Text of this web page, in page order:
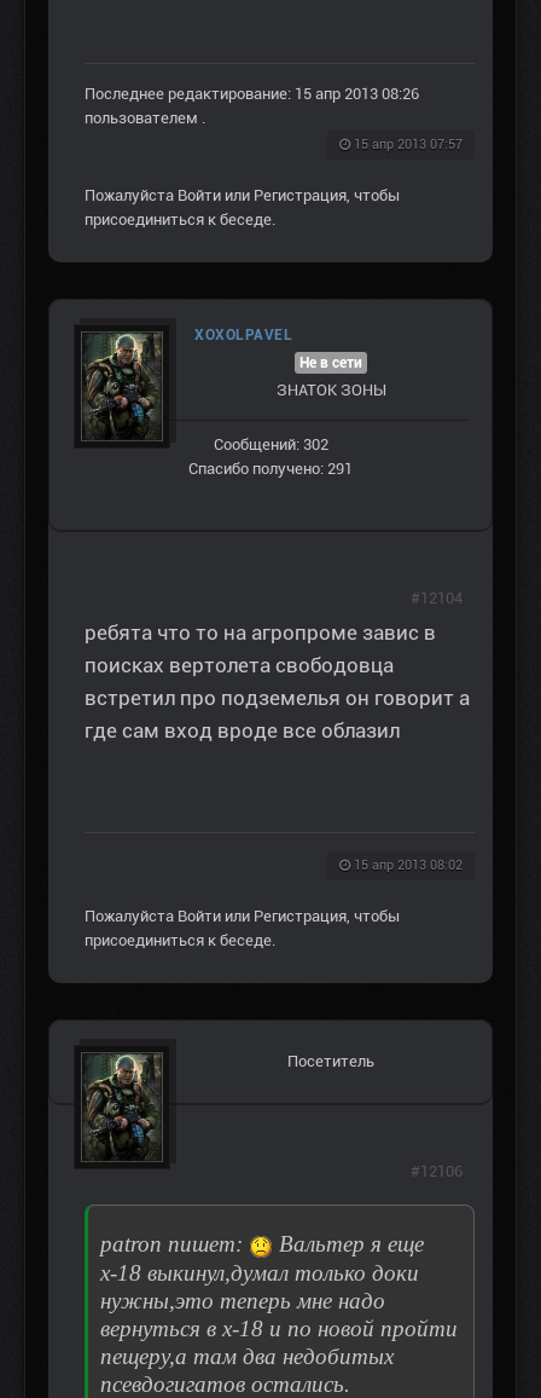
Последнее редактирование: 15 апр 2013 08:26
пользователем
15 апр 2013 07:57
Пожалуйста Войти или Регистрация , чтобы
присоединиться к беседе.
XOXOLPAVEL
Не в сети
ЗНАТОК ЗОНЫ
Сообщений: 302
Спасибо получено: 291
ребята что то на агропроме завис в
поисках вертолета свободовца
встретил про подземелья он говорит а
где сам вход вроде все облазил
15 апр 2013 08:02
#12104
Пожалуйста Войти или Регистрация , чтобы
присоединиться к беседе.
Посетитель
patron пишет:
Вальтер я еще
х-18 выкинул,думал только доки
нужны,это теперь мне надо
вернуться в х-18 и по новой пройти
пещеру,а там два недобитых
псевдогигатов остались.
#12106